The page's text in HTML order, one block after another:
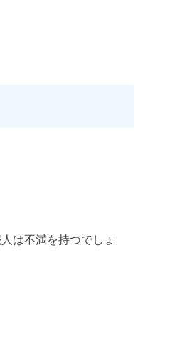
は不満を持つでしょ